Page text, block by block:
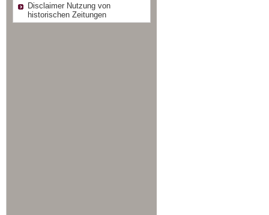
Disclaimer Nutzung von
historischen Zeitungen